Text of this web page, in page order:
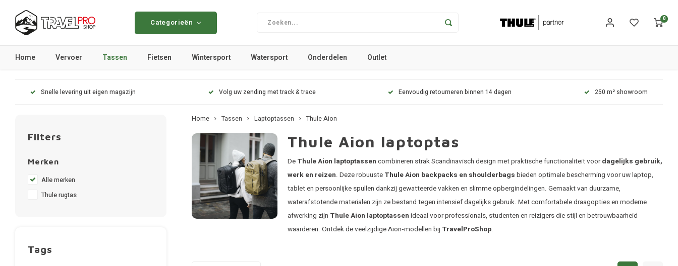
Categorieën 0
Home Vervoer Tassen Fietsen Wintersport Watersport Onderdelen Outlet
Snelle levering uit eigen magazijn Volg uw zending met track & trace Eenvoudig retourneren binnen 14 dagen 250 m² showroom
Filters
Merken
Alle merken
Thule rugtas
Tags
Home Tassen Laptoptassen Thule Aion
Thule Aion laptoptas
De Thule Aion laptoptassen combineren strak Scandinavisch design met praktische functionaliteit voordagelijks gebruik,
werk en reizen. Deze robuuste Thule Aion backpacks en shoulderbags bieden optimale bescherming voor uw laptop,
tablet en persoonlijke spullen dankzij gewatteerde vakken en slimme opbergindelingen. Gemaakt van duurzame,
waterafstotende materialen zijn ze bestand tegen intensief dagelijks gebruik. Met comfortabele draagopties en moderne
afwerking zijn Thule Aion laptoptassen ideaal voor professionals, studenten en reizigers die stijl en betrouwbaarheid
waarderen. Ontdek de veelzijdige Aion‑modellen bij TravelProShop.